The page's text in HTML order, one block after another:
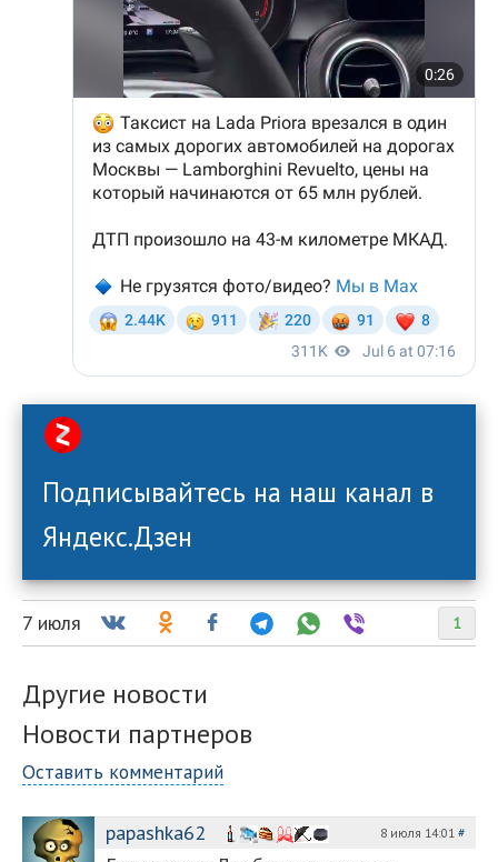
Подписывайтесь на наш канал в
Яндекс.Дзен
1
7 июля
Другие новости
Новости партнеров
Оставить комментарий
papashka62 8 июля 14:01 #